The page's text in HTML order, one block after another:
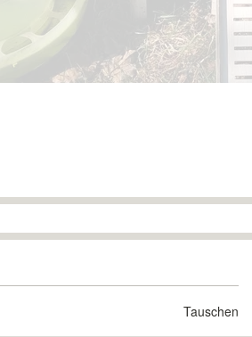
Tauschen